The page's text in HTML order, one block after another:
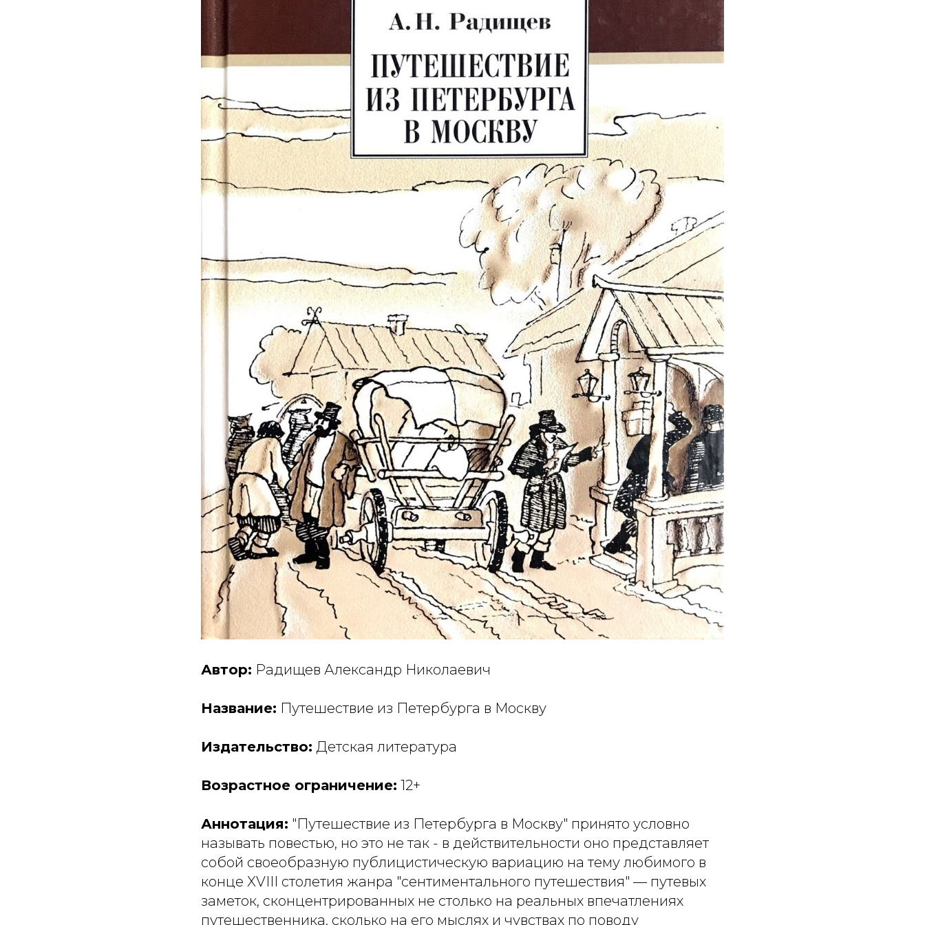
Автор: Радищев Александр Николаевич
Название: Путешествие из Петербурга в Москву
Издательство: Детская литература
Возрастное ограничение: 12+
Аннотация: "Путешествие из Петербурга в Москву" принято условно
называть повестью, но это не так - в действительности оно представляет
собой своеобразную публицистическую вариацию на тему любимого в
конце XVIII столетия жанра "сентиментального путешествия" — путевых
заметок, сконцентрированных не столько на реальных впечатлениях
путешественника, сколько на его мыслях и чувствах по поводу